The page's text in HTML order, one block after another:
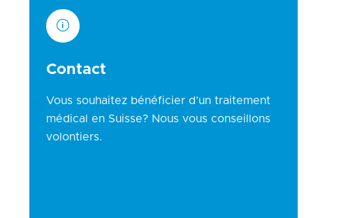
Contact
Vous souhaitez bénéficier d’un traitement
médical en Suisse? Nous vous conseillons
volontiers.